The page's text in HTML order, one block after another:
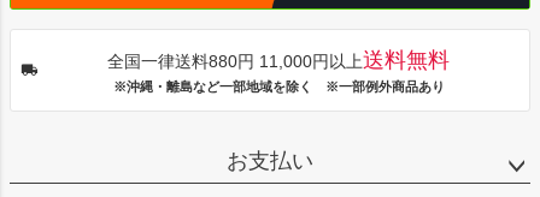
全国一律送料880円 11,000円以上送料無料
※沖縄・離島など一部地域を除く ※一部例外商品あり
お支払い